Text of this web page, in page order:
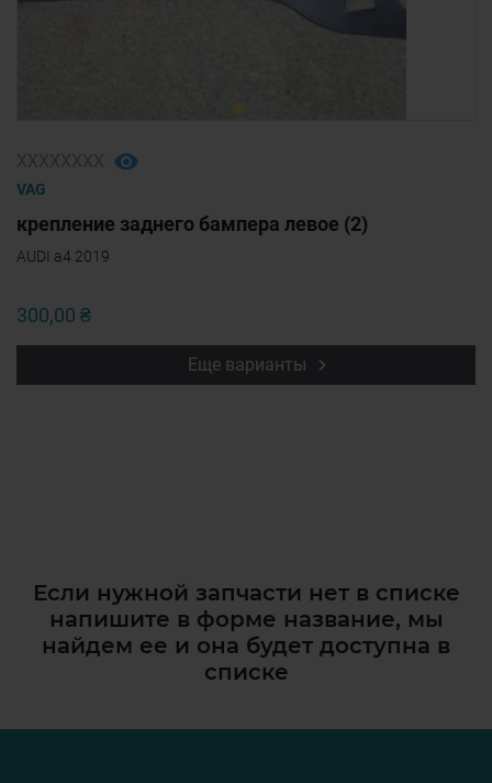
VAG
крепление заднего бампера левое (2)
AUDI a4 2019
300,00 ₴
Еще варианты
Если нужной запчасти нет в списке
напишите в форме название, мы
найдем ее и она будет доступна в
списке